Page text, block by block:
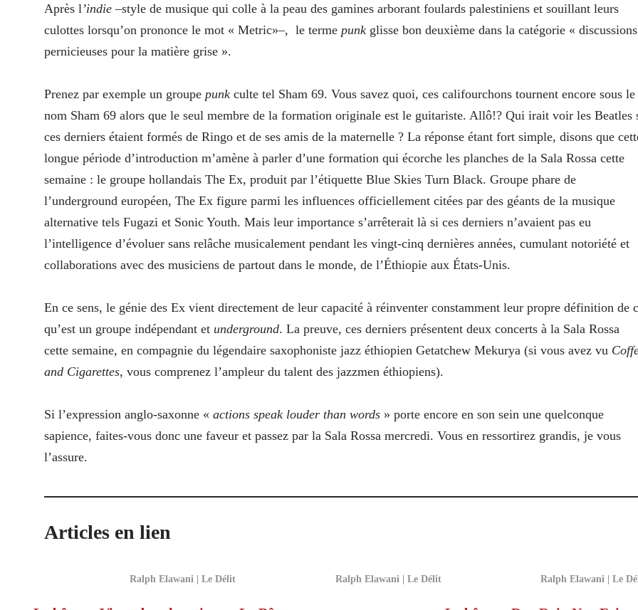
Après l’indie –style de musique qui colle à la peau des gamines arborant foulards palestiniens et souillant leurs
culottes lorsqu’on prononce le mot « Metric»–, le terme punk glisse bon deuxième dans la catégorie « discussions
pernicieuses pour la matière grise ».
Prenez par exemple un groupe punk culte tel Sham 69. Vous savez quoi, ces califourchons tournent encore sous le
nom Sham 69 alors que le seul membre de la formation originale est le guitariste. Allô!? Qui irait voir les Beatles
ces derniers étaient formés de Ringo et de ses amis de la maternelle ? La réponse étant fort simple, disons que
longue période d’introduction m’amène à parler d’une formation qui écorche les planches de la Sala Rossa cette
semaine : le groupe hollandais The Ex, produit par l’étiquette Blue Skies Turn Black. Groupe phare de
l’underground européen, The Ex figure parmi les influences officiellement citées par des géants de la musique
alternative tels Fugazi et Sonic Youth. Mais leur importance s’arrêterait là si ces derniers n’avaient pas eu
l’intelligence d’évoluer sans relâche musicalement pendant les vingt-cinq dernières années, cumulant notoriété et
collaborations avec des musiciens de partout dans le monde, de l’Éthiopie aux États-Unis.
En ce sens, le génie des Ex vient directement de leur capacité à réinventer constamment leur propre définition de
qu’est un groupe indépendant et underground. La preuve, ces derniers présentent deux concerts à la Sala Rossa
cette semaine, en compagnie du légendaire saxophoniste jazz éthiopien Getatchew Mekurya (si vous avez vu
and Cigarettes, vous comprenez l’ampleur du talent des jazzmen éthiopiens).
Si l’expression anglo-saxonne « actions speak louder than words » porte encore en son sein une quelconque
sapience, faites-vous donc une faveur et passez par la Sala Rossa mercredi. Vous en ressortirez grandis, je vous
l’assure.
Articles en lien
Ralph Elawani | Le Délit Ralph Elawani | Le Délit Ralph Elawani | Le